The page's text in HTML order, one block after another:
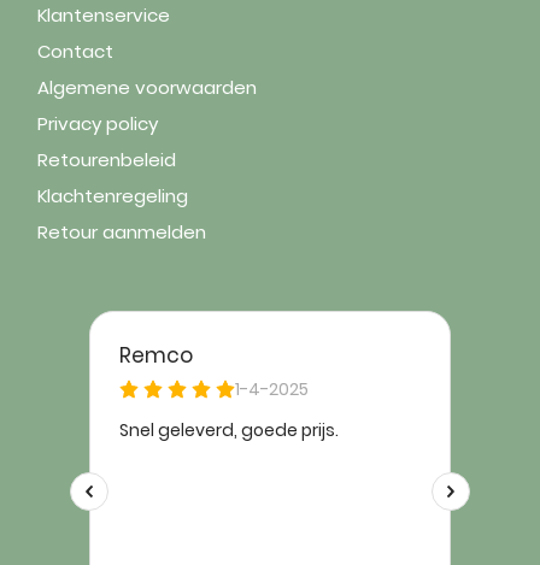
Klantenservice
Contact
Algemene voorwaarden
Privacy policy
Retourenbeleid
Klachtenregeling
Retour aanmelden